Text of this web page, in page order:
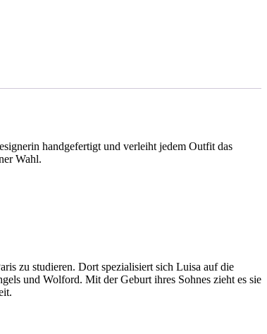
handgefertigt und verleiht jedem Outfit das
Wahl.
zu studieren. Dort spezialisiert sich Luisa auf die
und Wolford. Mit der Geburt ihres Sohnes zieht es sie